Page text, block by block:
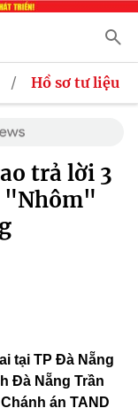
/ Hồ sơ tư liệu
trả lời 3
"Nhôm"
tại TP Đà Nẵng
Đà Nẵng Trần
án TAND